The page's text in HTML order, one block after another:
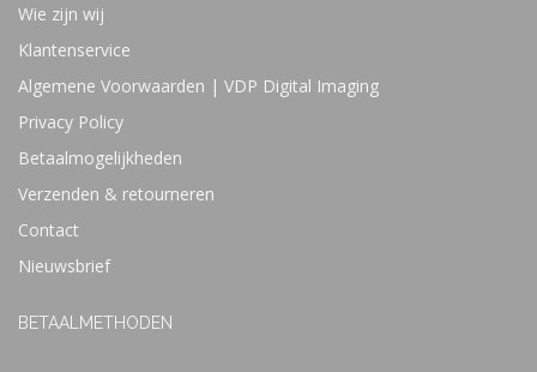
Wie zijn wij
Klantenservice
Algemene Voorwaarden | VDP Digital Imaging
Privacy Policy
Betaalmogelijkheden
Verzenden & retourneren
Contact
Nieuwsbrief
BETAALMETHODEN